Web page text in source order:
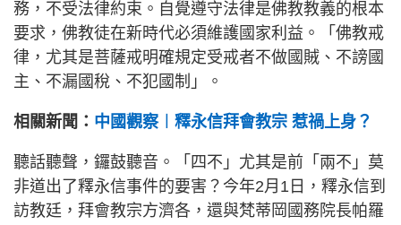
務，不受法律約束。自覺遵守法律是佛教教義的根本
要求，佛教徒在新時代必須維護國家利益。「佛教戒
律，尤其是菩薩戒明確規定受戒者不做國賊、不謗國
主、不漏國稅、不犯國制」。
相關新聞： 中國觀察︱釋永信拜會教宗 惹禍上身？
聽話聽聲，鑼鼓聽音。「四不」尤其是前「兩不」莫
非道出了釋永信事件的要害？今年2月1日，釋永信到
訪教廷，拜會教宗方濟各，還與梵蒂岡國務院長帕羅